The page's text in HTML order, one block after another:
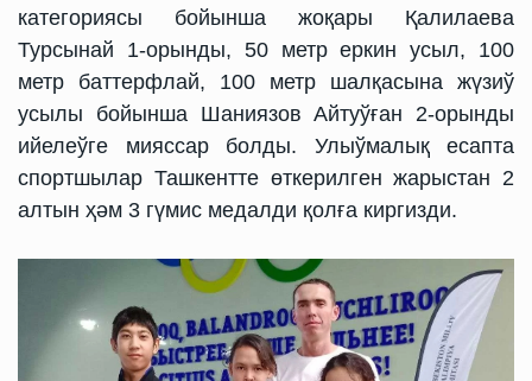
категориясы бойынша жоқары Қалилаева
Турсынай 1-орынды, 50 метр еркин усыл, 100
метр баттерфлай, 100 метр шалқасына жүзиў
усылы бойынша Шаниязов Айтуўған 2-орынды
ийелеўге мияссар болды. Улыўмалық есапта
спортшылар Ташкентте өткерилген жарыстан 2
алтын ҳәм 3 гүмис медалди қолға киргизди.